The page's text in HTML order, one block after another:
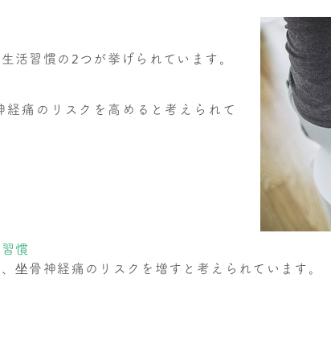
活習慣の2つが挙げられています。
痛のリスクを高めると考えられて
慣
坐骨神経痛のリスクを増すと考えられています。